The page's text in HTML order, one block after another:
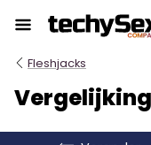
naar
Fleshjacks